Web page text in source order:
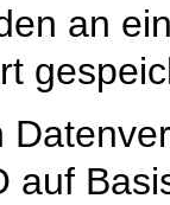
an
auf